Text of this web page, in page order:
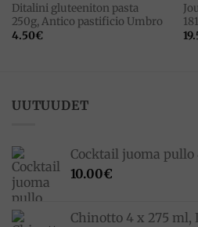
Ditalini gluteeniton pasta
250g, Antico pastificio Umbro
4.50€
UUTUUDET
Cocktail juoma
10.00€
Chinotto 4 x 275 ml,